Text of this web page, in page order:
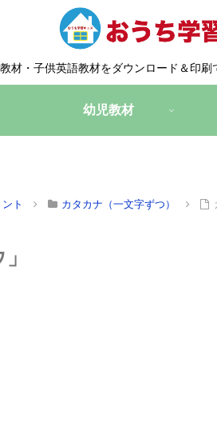
材・子供英語教材をダウンロード＆印刷
幼児教材
ト カタカナ（一文字ずつ）